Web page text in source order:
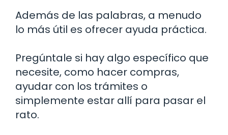
Además de las palabras, a menudo
lo más útil es ofrecer ayuda práctica.
Pregúntale si hay algo específico que
necesite, como hacer compras,
ayudar con los trámites o
simplemente estar allí para pasar el
rato.